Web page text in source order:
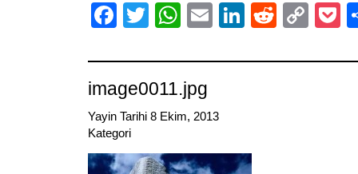
Facebook
TwitterWhatsApp
EmailLinkedIn
Reddit
image0011.jpg
Yayin Tarihi 8 Ekim, 2013
Kategori